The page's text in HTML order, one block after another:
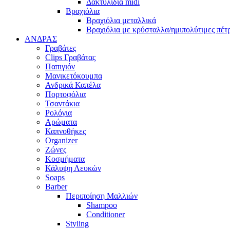
Βραχιόλια
Βραχιόλια μεταλλικά
Βραχιόλια με κρύσταλλα/ημιπολύτιμες
ΑΝΔΡΑΣ
Γραβάτες
Clips Γραβάτας
Παπιγιόν
Μανικετόκουμπα
Ανδρικά Καπέλα
Πορτοφόλια
Τσαντάκια
Ρολόγια
Αρώματα
Καπνοθήκες
Organizer
Ζώνες
Κοσμήματα
Κάλυψη Λευκών
Soaps
Barber
Περιποίηση Μαλλιών
Shampoo
Conditioner
Styling